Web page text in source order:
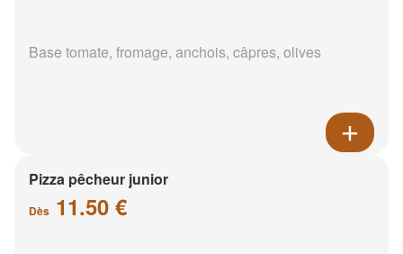
Base tomate, fromage, anchois, câpres, olives
Pizza pêcheur junior
Dès 11.50 €